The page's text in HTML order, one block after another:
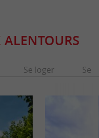
Se loger Se